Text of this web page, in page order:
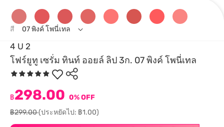
4 U 2
โฟร์ยูทู เซรั่ม ทินท์ ออยล์ ลิป 3ก. 07 พิงค์ โพนี่เทล
฿298.00 0% OFF
฿299.00(ประหยัดไป: ฿1.00)
สี 07 พิงค์ โพนี่เทล